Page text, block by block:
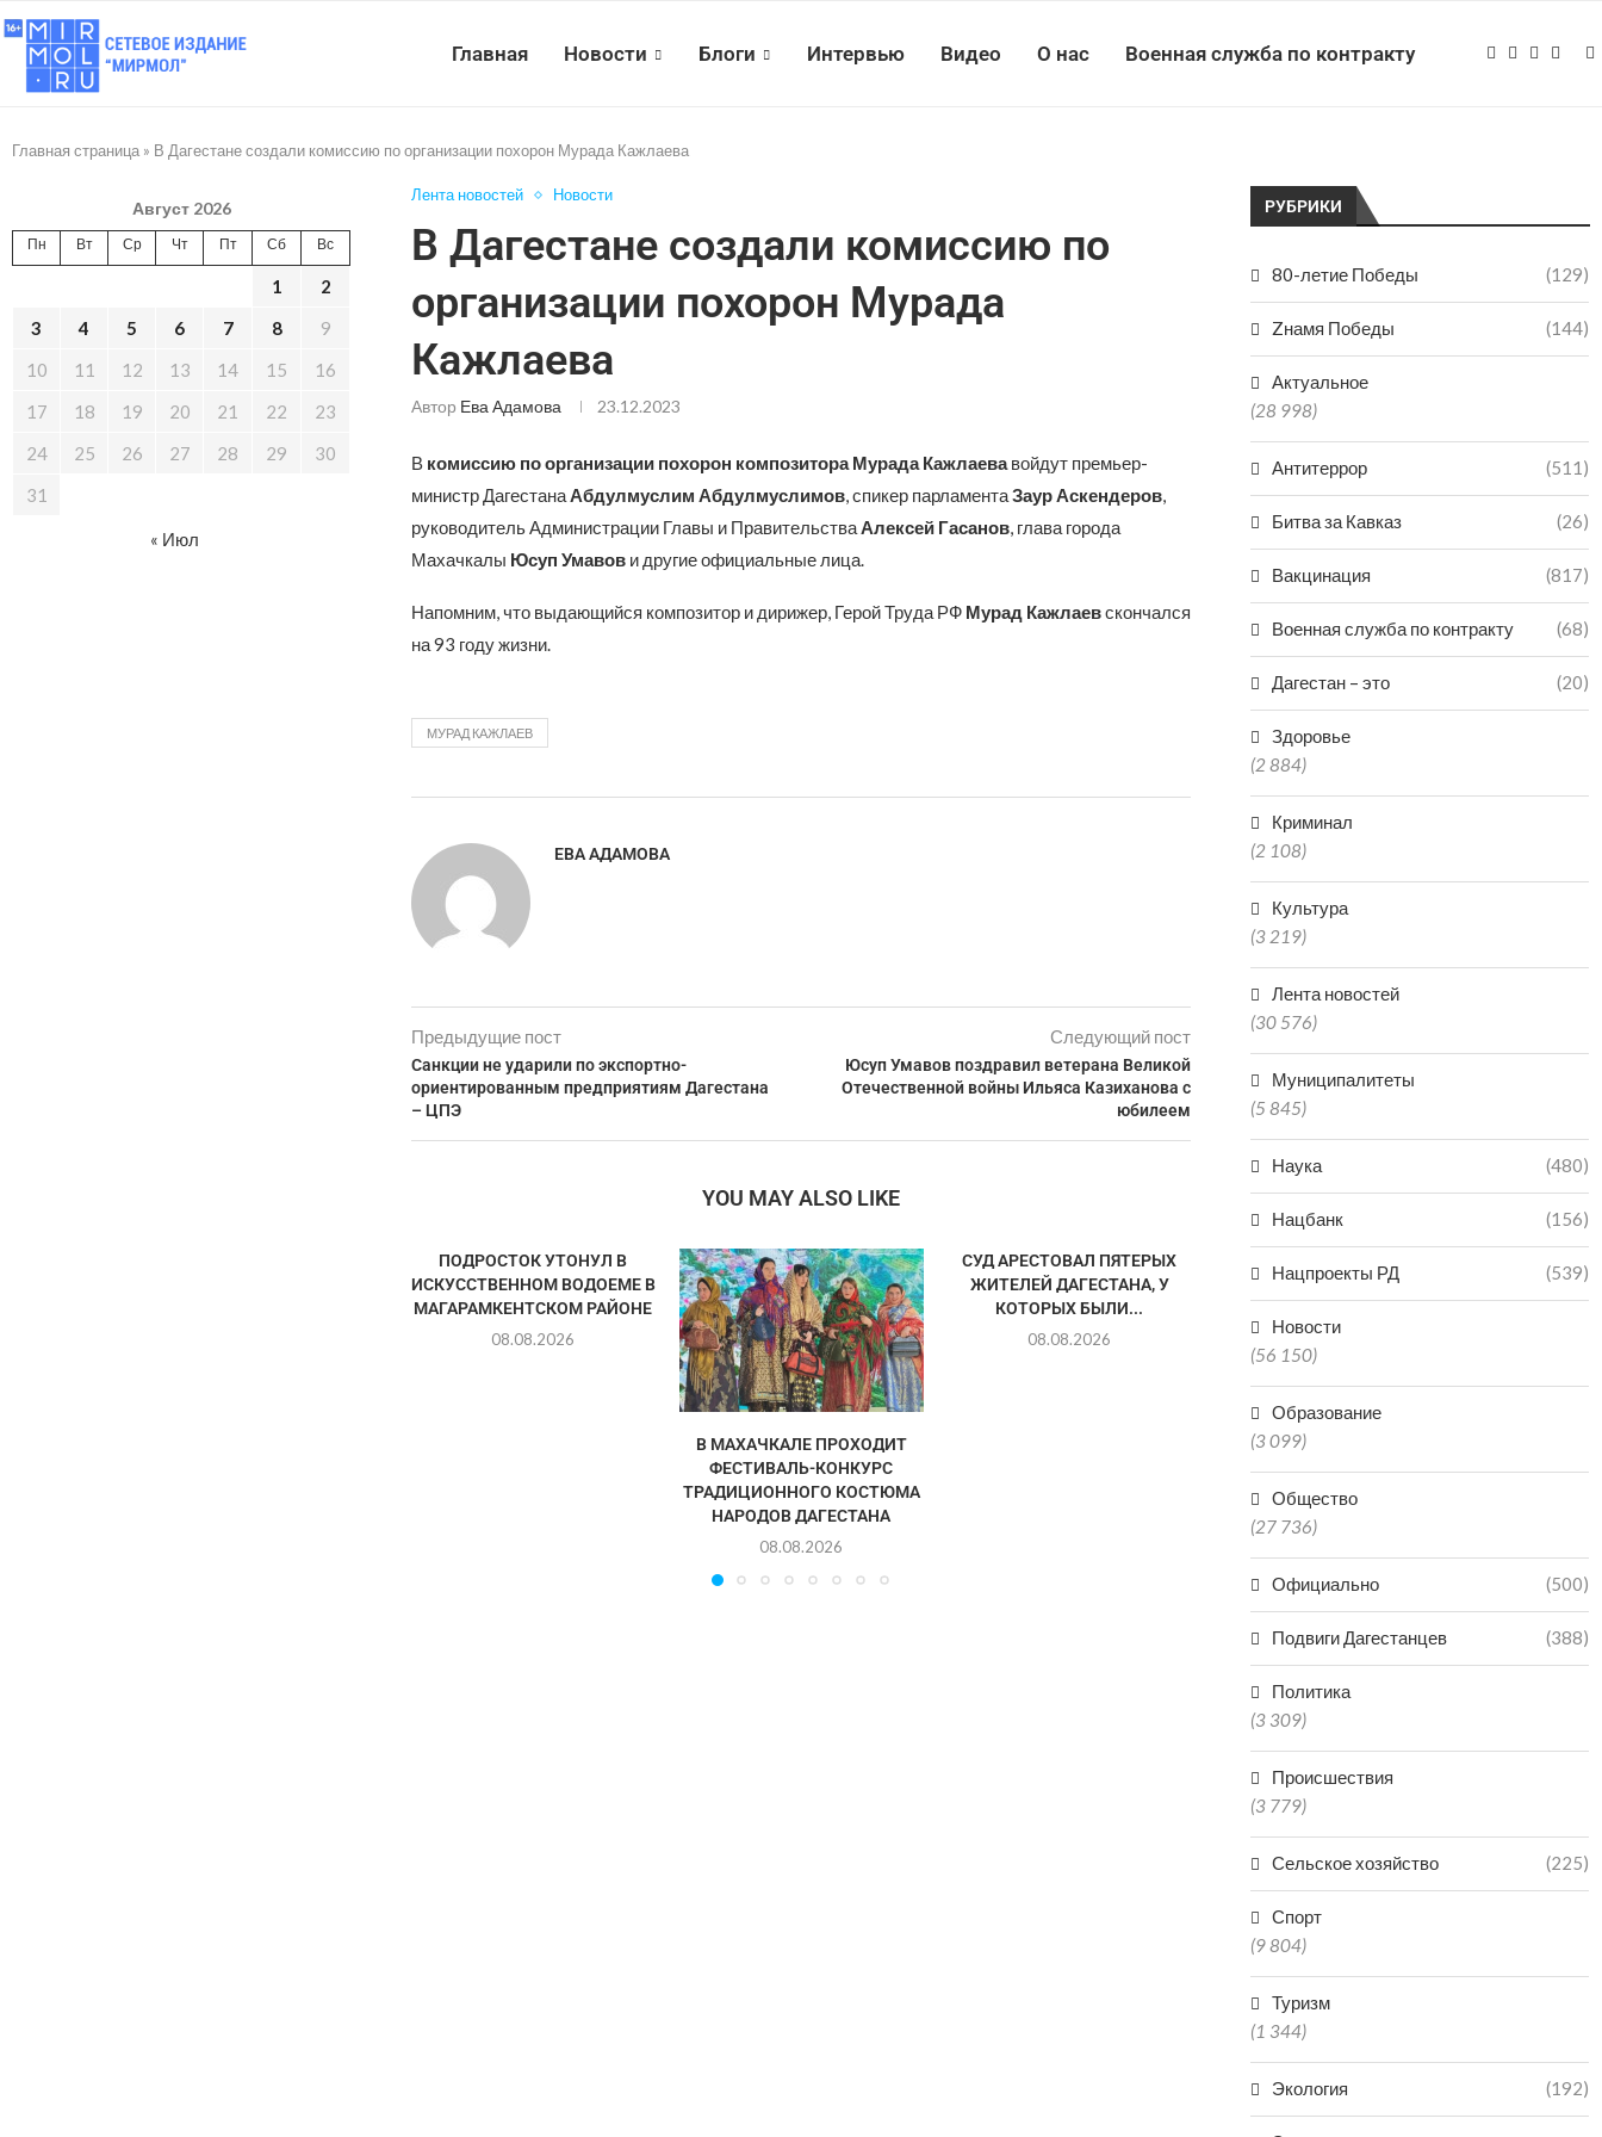
Главная Новости Блоги Интервью Видео О нас Военная служба по контракту
Главная страница » В Дагестане создали комиссию по организации похорон Мурада Кажлаева
Лента новостей Новости
В Дагестане создали комиссию по
организации похорон Мурада
Кажлаева
Автор Ева Адамова 23.12.2023
В комиссию по организации похорон композитора Мурада Кажлаевавойдут премьер-
министр ДагестанаАбдулмуслим Абдулмуслимов, спикер парламентаЗаур Аскендеров,
руководитель Администрации Главы и ПравительстваАлексей Гасанов, глава города
Махачкалы Юсуп Умавови другие официальные лица.
Напомним, что выдающийся композитор и дирижер, Герой Труда РФ Мурад Кажлаевскончался
на 93 году жизни.
МУРАД КАЖЛАЕВ
ЕВА АДАМОВА
Предыдущие пост
Санкции не ударили по экспортно-
ориентированным предприятиям Дагестана
– ЦПЭ
Следующий пост
Юсуп Умавов поздравил ветерана Великой
Отечественной войны Ильяса Казиханова с
юбилеем
YOU MAY ALSO LIKE
ПОДРОСТОК УТОНУЛ В
ИСКУССТВЕННОМ ВОДОЕМЕ В
МАГАРАМКЕНТСКОМ РАЙОНЕ
08.08.2026
В МАХАЧКАЛЕ ПРОХОДИТ
ФЕСТИВАЛЬ-КОНКУРС
ТРАДИЦИОННОГО КОСТЮМА
НАРОДОВ ДАГЕСТАНА
08.08.2026
СУД АРЕСТОВАЛ ПЯТЕРЫХ
ЖИТЕЛЕЙ ДАГЕСТАНА, У
КОТОРЫХ БЫЛИ...
08.08.2026
В КАСПИЙСКЕ ПРОХОДИТ
ДАГЕСТАНСКАЯ НЕДЕЛЯ
МОДЫ
08.08.2026
ОДИН
РУБРИКИ
80-летие Победы (129)
Zнамя Победы (144)
Актуальное
(28 998)
Антитеррор (511)
Битва за Кавказ (26)
Вакцинация (817)
Военная служба по контракту (68)
Дагестан – это (20)
Здоровье
(2 884)
Криминал
(2 108)
Культура
(3 219)
Лента новостей
(30 576)
Муниципалитеты
(5 845)
Наука (480)
Нацбанк (156)
Нацпроекты РД (539)
Новости
(56 150)
Образование
(3 099)
Общество
(27 736)
Официально (500)
Подвиги Дагестанцев (388)
Политика
(3 309)
Происшествия
(3 779)
Сельское хозяйство (225)
Спорт
(9 804)
Туризм
(1 344)
Экология (192)
Август 2026
Пн Вт Ср Чт Пт Сб Вс
1
2
3
4 5 6 7 8
9
10
11 12 13 14 15
16
17
18 19 20 21 22
23
24
25 26 27 28 29
30
31
« Июл